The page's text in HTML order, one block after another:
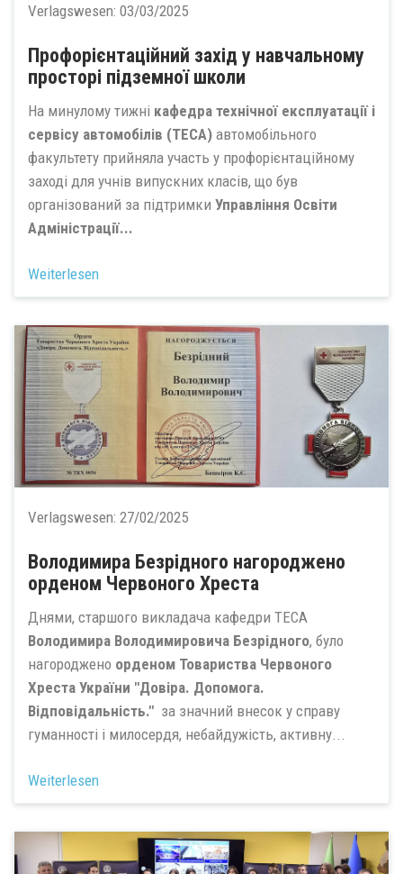
Verlagswesen: 03/03/2025
Профорієнтаційний захід у навчальному
просторі підземної школи
На минулому тижні кафедра технічної експлуатації і
сервісу автомобілів (ТЕСА) автомобільного
факультету прийняла участь у профорієнтаційному
заході для учнів випускних класів, що був
організований за підтримки Управління Освіти
Адміністрації...
Weiterlesen
Verlagswesen: 27/02/2025
Володимира Безрідного нагороджено
орденом Червоного Хреста
Днями, старшого викладача кафедри ТЕСА
Володимира Володимировича Безрідного, було
нагороджено орденом Товариства Червоного
Хреста України "Довіра. Допомога.
Відповідальність." за значний внесок у справу
гуманності і милосердя, небайдужість, активну...
Weiterlesen